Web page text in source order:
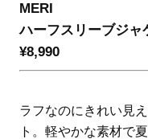
MERI
ハーフスリーブジャ
¥8,990
ラフなのにきれい見
ト。軽やかな素材で